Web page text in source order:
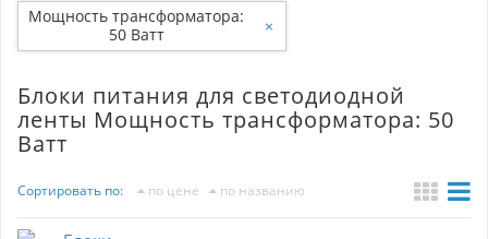
Мощность трансформатора:
50 Ватт
×
Блоки питания для светодиодной
ленты Мощность трансформатора: 50
Ватт
Сортировать по: по цене по названию